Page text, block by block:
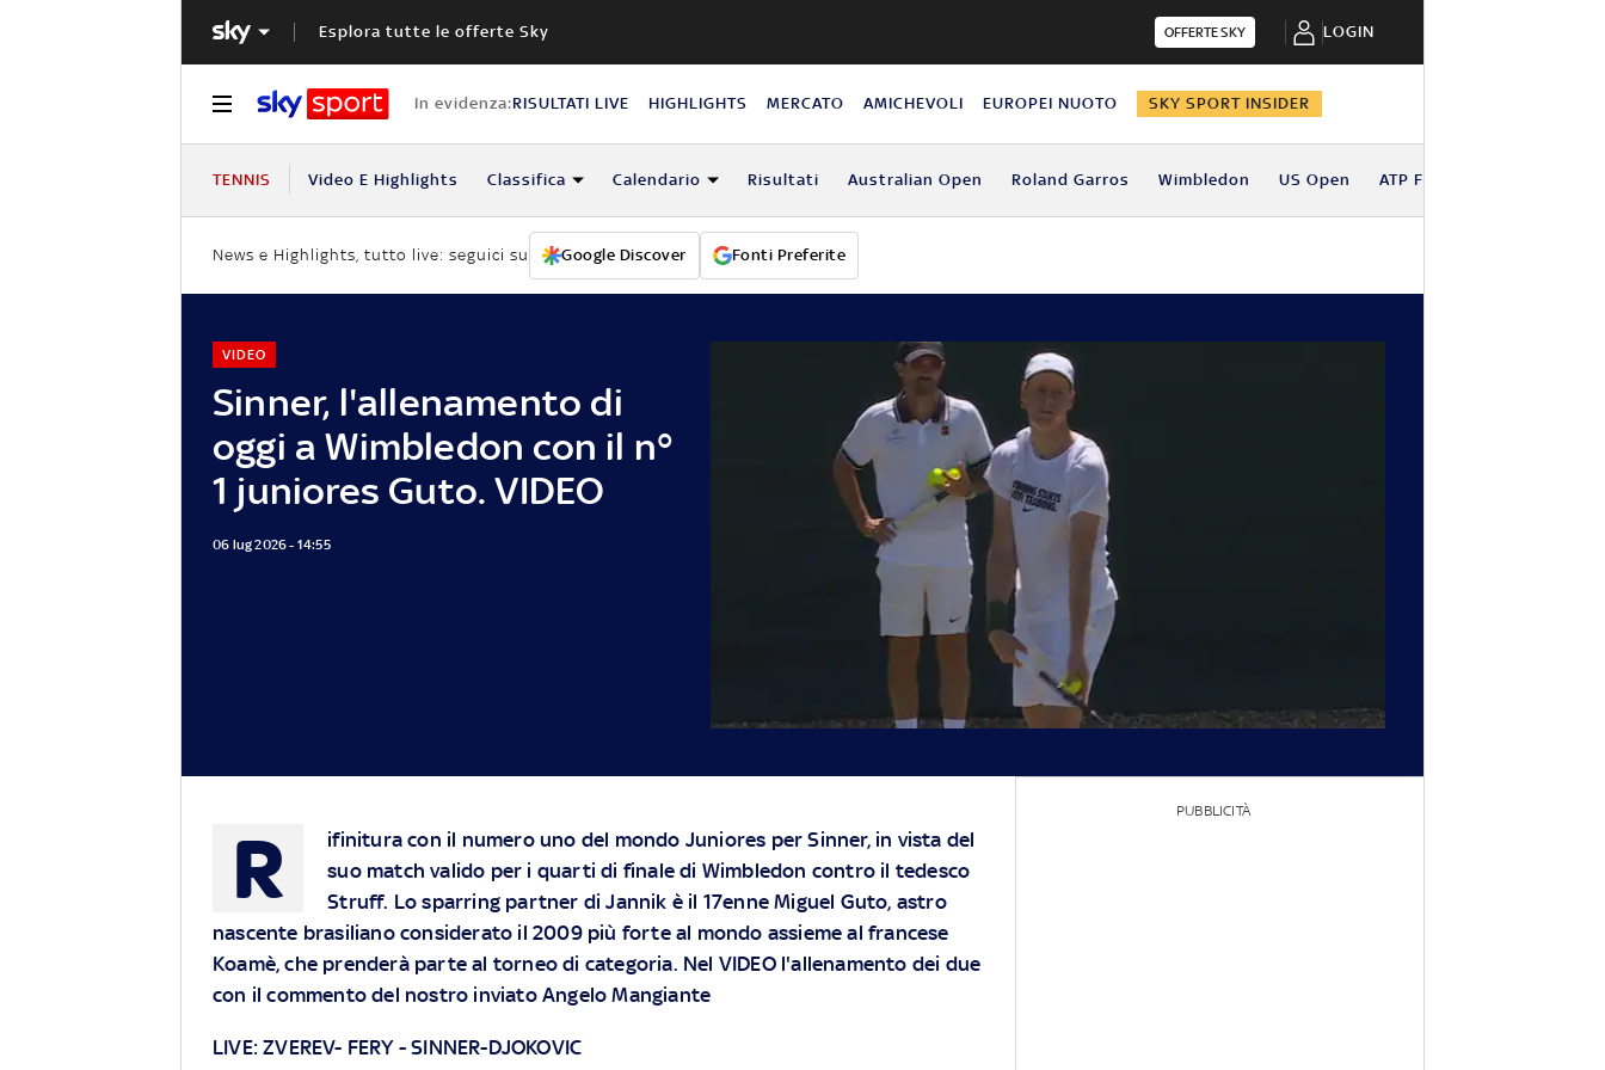
Esplora tutte le offerte Sky OFFERTE SKY LOGIN
In evidenza:RISULTATI LIVE HIGHLIGHTS MERCATO AMICHEVOLI EUROPEI NUOTO SKY SPORT INSIDER
TENNIS Video E Highlights Classifica Calendario Risultati Australian Open Roland Garros Wimbledon US Open ATP Finals
News e Highlights, tutto live: seguici su Google Discover Fonti Preferite
Sinner, l'allenamento di
oggi a Wimbledon con il n°
1 juniores Guto. VIDEO
VIDEO
06 lug 2026 - 14:55
R
ifinitura con il numero uno del mondo Juniores per Sinner, in vista del
suo match valido per i quarti di finale di Wimbledon contro il tedesco
Struff. Lo sparring partner di Jannik è il 17enne Miguel Guto, astro
nascente brasiliano considerato il 2009 più forte al mondo assieme al francese
Koamè, che prenderà parte al torneo di categoria. Nel VIDEO l'allenamento dei due
con il commento del nostro inviato Angelo Mangiante
LIVE:ZVEREV- FERY-SINNER-DJOKOVIC
PUBBLICITÀ